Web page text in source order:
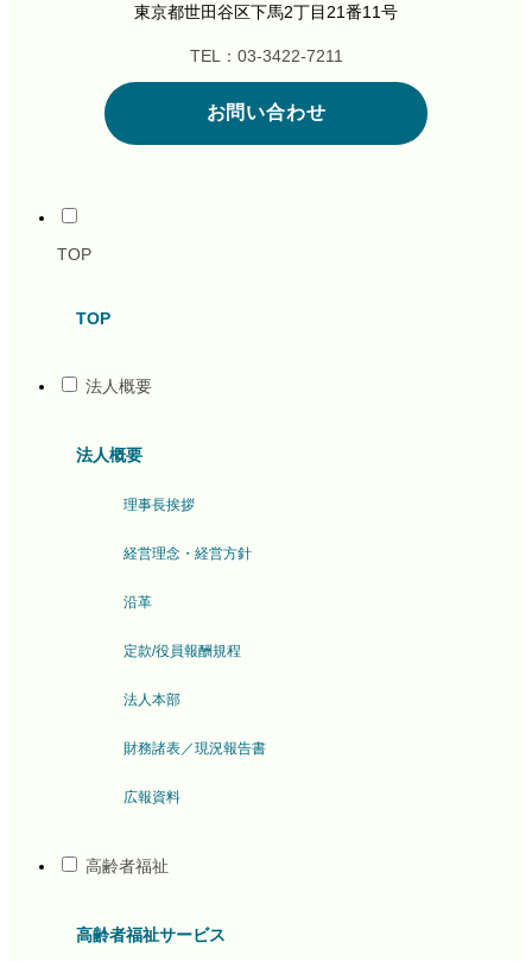
東京都世田谷区下馬2丁目21番11号
TEL：03-3422-7211
お問い合わせ
TOP
TOP
法人概要
法人概要
理事長挨拶
経営理念・経営方針
沿革
定款/役員報酬規程
法人本部
財務諸表／現況報告書
広報資料
高齢者福祉
高齢者福祉サービス